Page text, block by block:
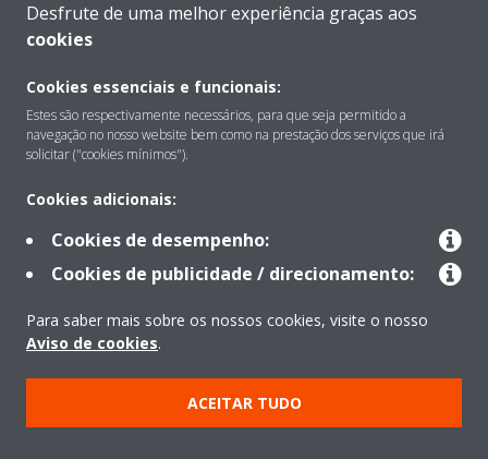
Sobre
Contacto
Produtos
Copyright © Daikin
Desfrute de uma melhor experiência graças aos
cookies
Cookies essenciais e funcionais:
Estes são respectivamente necessários, para que seja permitido a
navegação no nosso website bem como na prestação dos serviços que irá
solicitar ("cookies mínimos").
Cookies adicionais:
Cookies de desempenho:
Cookies de publicidade / direcionamento:
Para saber mais sobre os nossos cookies, visite o nosso
Aviso de cookies.
ACEITAR TUDO